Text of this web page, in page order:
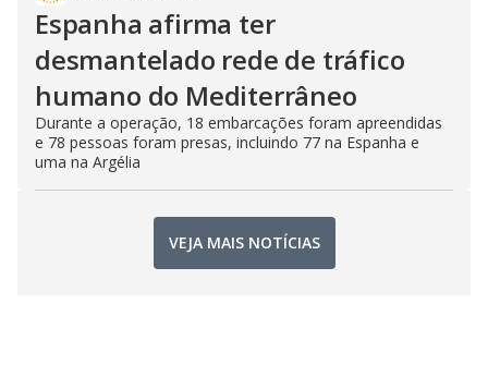
Espanha afirma ter
desmantelado rede de tráfico
humano do Mediterrâneo
Durante a operação, 18 embarcações foram apreendidas
e 78 pessoas foram presas, incluindo 77 na Espanha e
uma na Argélia
VEJA MAIS NOTÍCIAS